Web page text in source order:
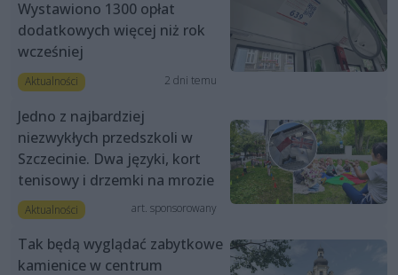
Wystawiono 1300 opłat
dodatkowych więcej niż rok
wcześniej
Aktualności 2 dni temu
Jedno z najbardziej
niezwykłych przedszkoli w
Szczecinie. Dwa języki, kort
tenisowy i drzemki na mrozie
Aktualności art. sponsorowany
Tak będą wyglądać zabytkowe
kamienice w centrum